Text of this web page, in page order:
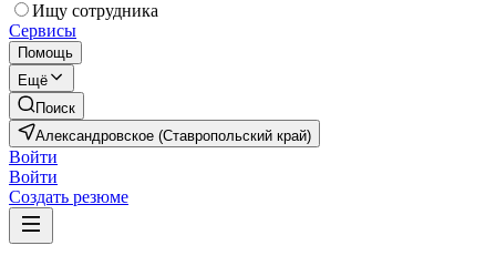
Ищу сотрудника
Сервисы
Помощь
Ещё
Поиск
Александровское (Ставропольский край)
Войти
Войти
Создать резюме